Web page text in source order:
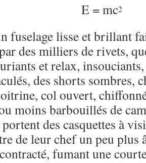
E = mc2
fuselage lisse et brillant
des milliers de rivets,
et relax,
des shorts sombres,
col ouvert,
moins barbouillés de
des casquettes à
de leur chef un peu plus
fumant une